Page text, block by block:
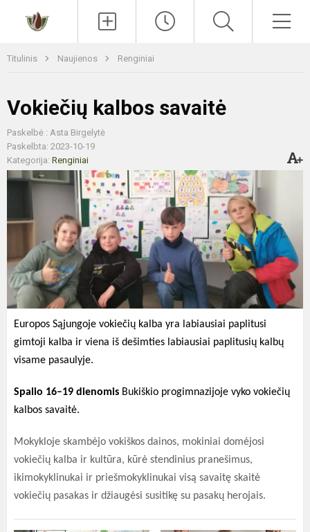
Titulinis Naujienos Renginiai
Vokiečių kalbos savaitė
Paskelbė : Asta Birgelytė
Paskelbta: 2023-10-19
Kategorija: Renginiai
Europos Sąjungoje vokiečių kalba yra labiausiai paplitusi
gimtoji kalba ir viena iš dešimties labiausiai paplitusių kalbų
visame pasaulyje.
Spalio 16–19 dienomis Bukiškio progimnazijoje vyko vokiečių
kalbos savaitė.
Mokykloje skambėjo vokiškos dainos, mokiniai domėjosi
vokiečių kalba ir kultūra, kūrė stendinius pranešimus,
ikimokyklinukai ir priešmokyklinukai visą savaitę skaitė
vokiečių pasakas ir džiaugėsi susitikę su pasakų herojais.